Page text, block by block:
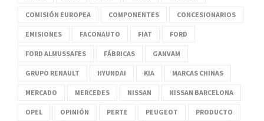
COMISIÓN EUROPEA COMPONENTES CONCESIONARIOS
EMISIONES FACONAUTO FIAT FORD
FORD ALMUSSAFES FÁBRICAS GANVAM
GRUPO RENAULT HYUNDAI KIA MARCAS CHINAS
MERCADO MERCEDES NISSAN NISSAN BARCELONA
OPEL OPINIÓN PERTE PEUGEOT PRODUCTO